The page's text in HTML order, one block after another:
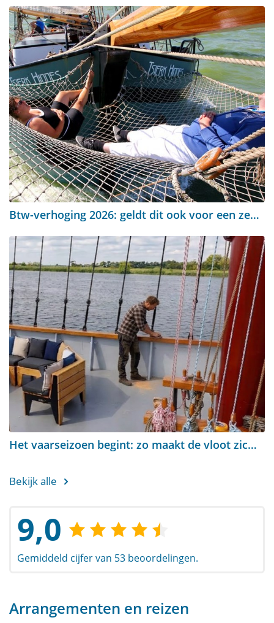
Btw-verhoging 2026: geldt dit ook voor een zeilreis?
Het vaarseizoen begint: zo maakt de vloot zich klaar
Bekijk alle
9,0
Gemiddeld cijfer van 53 beoordelingen.
Arrangementen en reizen